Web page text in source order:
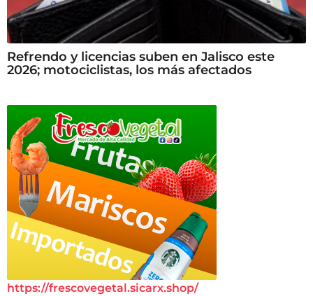
Refrendo y licencias suben en Jalisco este
2026; motociclistas, los más afectados
https://frescovegetal.sicarx.shop/